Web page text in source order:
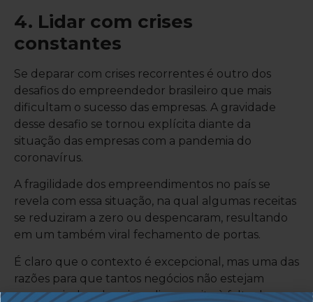
4. Lidar com crises
constantes
Se deparar com crises recorrentes é outro dos
desafios do empreendedor brasileiro que mais
dificultam o sucesso das empresas. A gravidade
desse desafio se tornou explícita diante da
situação das empresas com a pandemia do
coronavírus.
A fragilidade dos empreendimentos no país se
revela com essa situação, na qual algumas receitas
se reduziram a zero ou despencaram, resultando
em um também viral fechamento de portas.
É claro que o contexto é excepcional, mas uma das
razões para que tantos negócios não estejam
conseguindo sobreviver diz respeito à falta de